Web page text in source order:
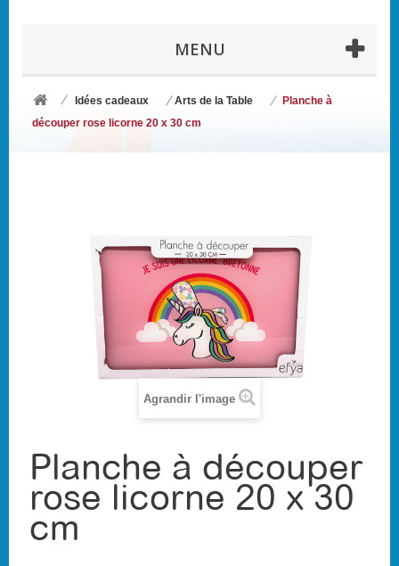
MENU
Idées cadeaux Arts de la Table
Planche à
découper rose licorne 20 x 30 cm
Agrandir l'image
Planche à découper
rose licorne 20 x 30
cm